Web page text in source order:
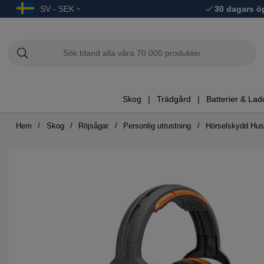
SV - SEK 30 dagars
Skog Trädgård Batterier &
Hem Skog Röjsågar Personlig utrustning Hörselskydd